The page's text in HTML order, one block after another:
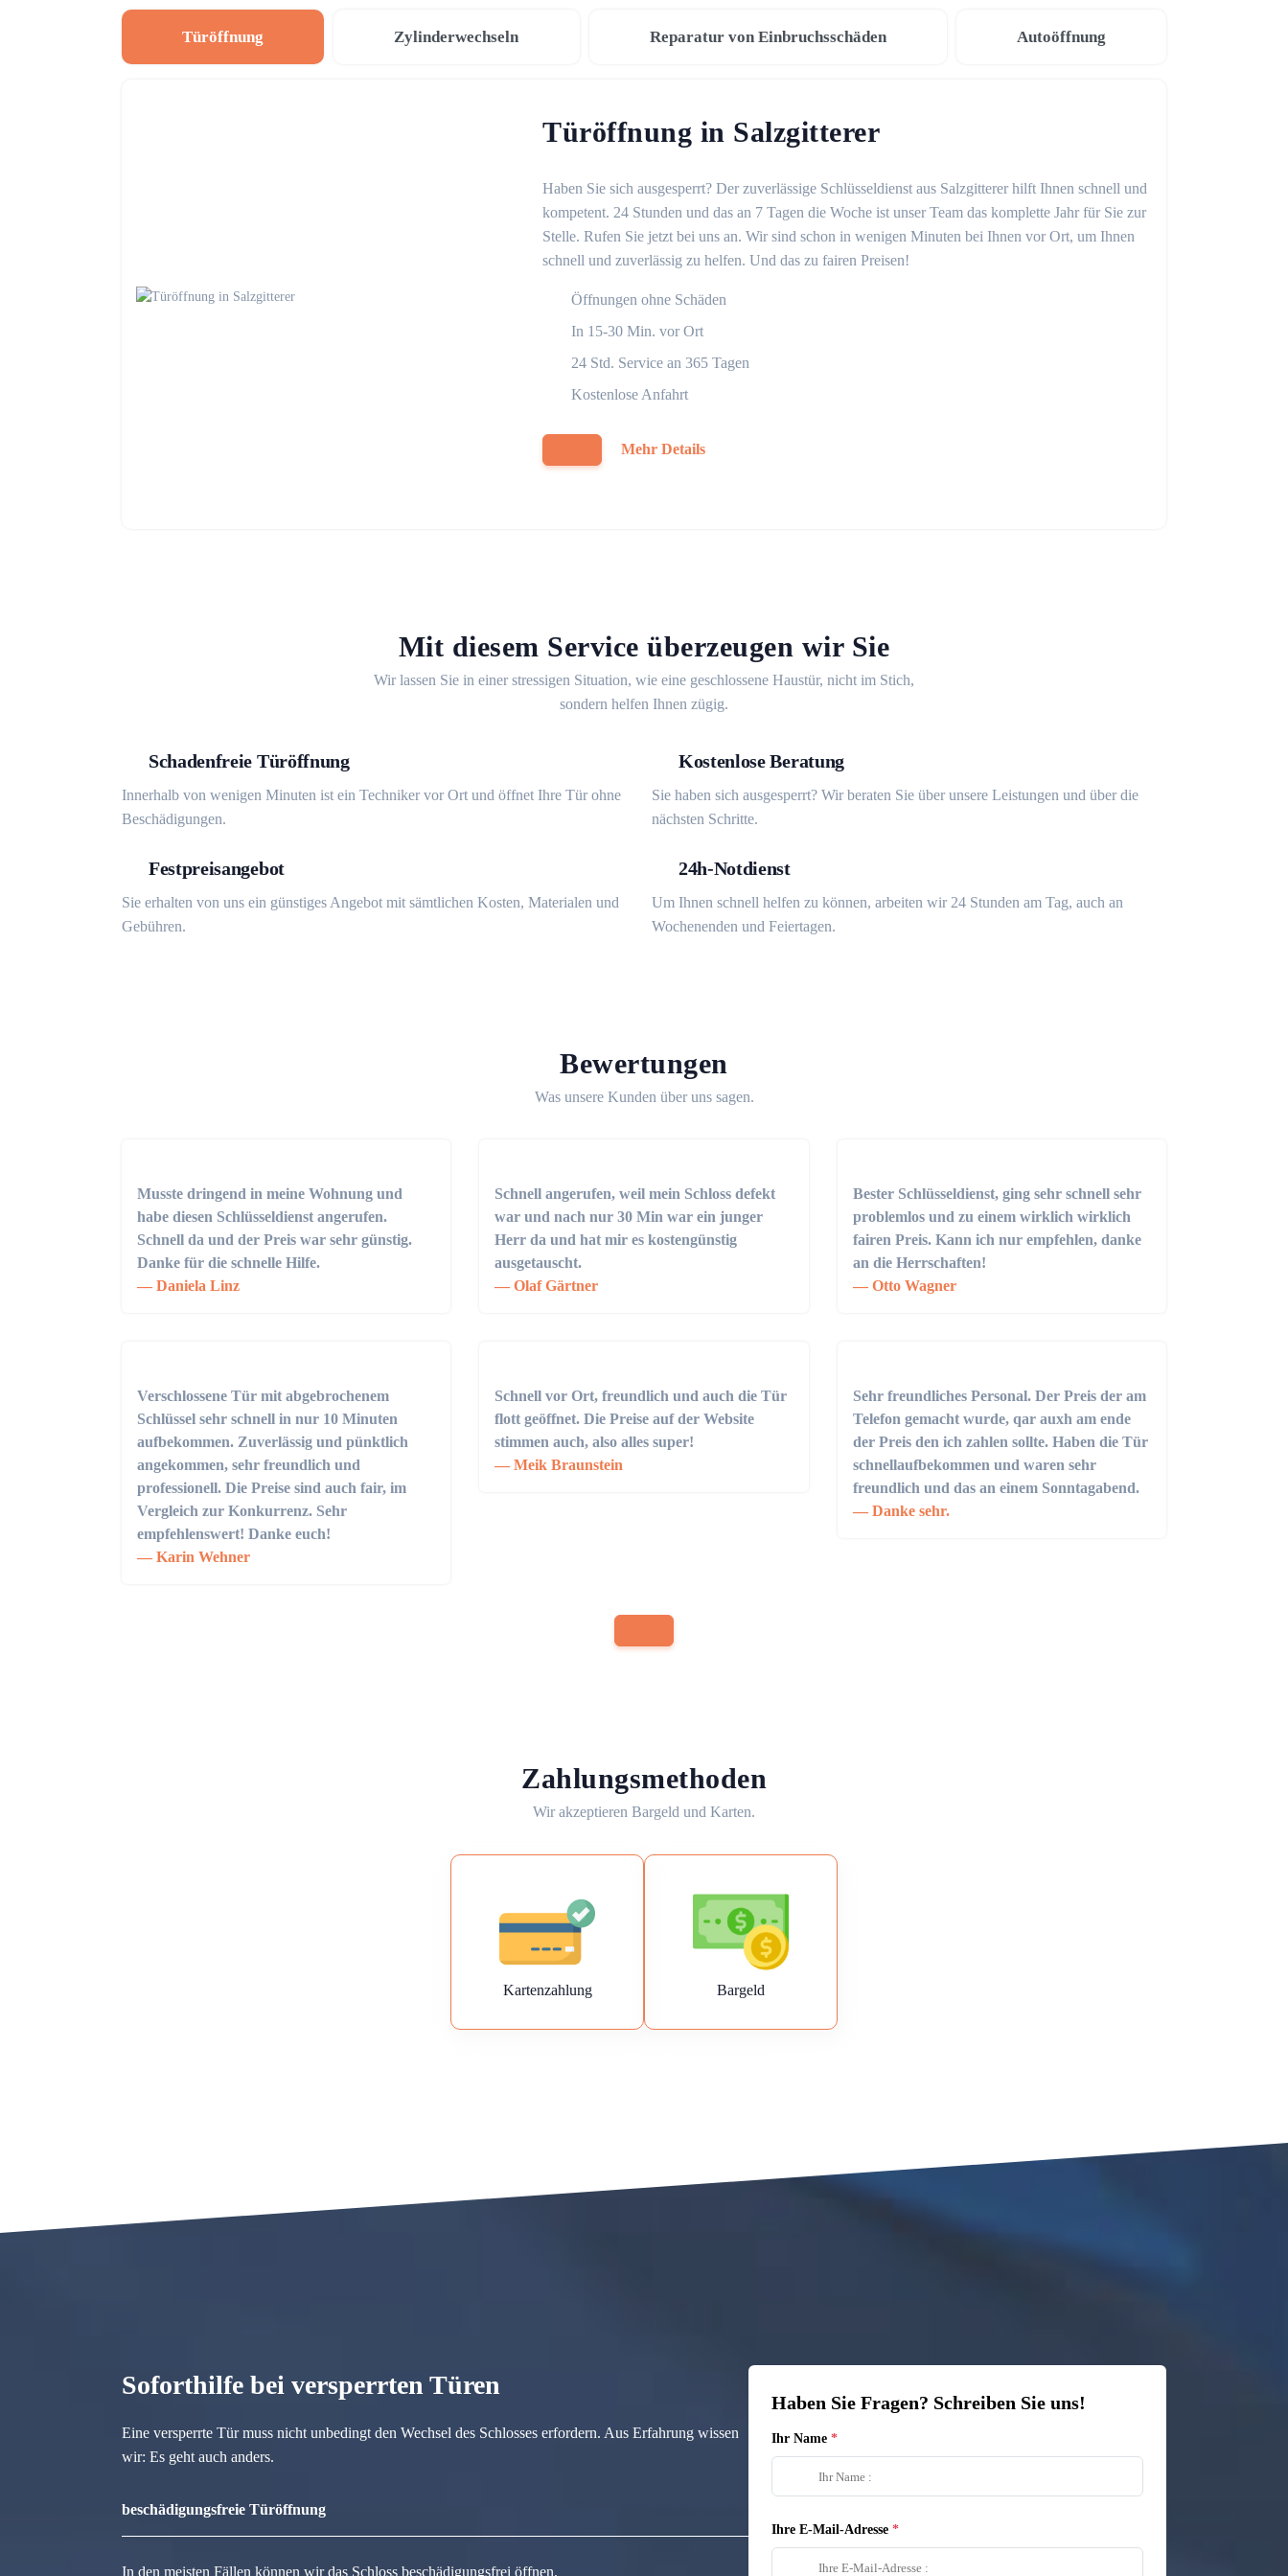
Türöffnung Zylinderwechseln Reparatur von Einbruchsschäden Autoöffnung
Türöffnung in Salzgitterer
Haben Sie sich ausgesperrt? Der zuverlässige Schlüsseldienst aus Salzgitterer hilft Ihnen schnell und
kompetent. 24 Stunden und das an 7 Tagen die Woche ist unser Team das komplette Jahr für Sie zur
Stelle. Rufen Sie jetzt bei uns an. Wir sind schon in wenigen Minuten bei Ihnen vor Ort, um Ihnen
schnell und zuverlässig zu helfen. Und das zu fairen Preisen!
Öffnungen ohne Schäden
In 15-30 Min. vor Ort
24 Std. Service an 365 Tagen
Kostenlose Anfahrt
Mehr Details
Mit diesem Service überzeugen wir Sie
Wir lassen Sie in einer stressigen Situation, wie eine geschlossene Haustür, nicht im Stich,
sondern helfen Ihnen zügig.
Schadenfreie Türöffnung
Innerhalb von wenigen Minuten ist ein Techniker vor Ort und öffnet Ihre Tür ohne
Beschädigungen.
Kostenlose Beratung
Sie haben sich ausgesperrt? Wir beraten Sie über unsere Leistungen und über die
nächsten Schritte.
Festpreisangebot
Sie erhalten von uns ein günstiges Angebot mit sämtlichen Kosten, Materialen und
Gebühren.
24h-Notdienst
Um Ihnen schnell helfen zu können, arbeiten wir 24 Stunden am Tag, auch an
Wochenenden und Feiertagen.
Bewertungen
Was unsere Kunden über uns sagen.
Musste dringend in meine Wohnung und
habe diesen Schlüsseldienst angerufen.
Schnell da und der Preis war sehr günstig.
Danke für die schnelle Hilfe.
Daniela Linz
Schnell angerufen, weil mein Schloss defekt
war und nach nur 30 Min war ein junger
Herr da und hat mir es kostengünstig
ausgetauscht.
Olaf Gärtner
Bester Schlüsseldienst, ging sehr schnell sehr
problemlos und zu einem wirklich wirklich
fairen Preis. Kann ich nur empfehlen, danke
an die Herrschaften!
Otto Wagner
Verschlossene Tür mit abgebrochenem
Schlüssel sehr schnell in nur 10 Minuten
aufbekommen. Zuverlässig und pünktlich
angekommen, sehr freundlich und
professionell. Die Preise sind auch fair, im
Vergleich zur Konkurrenz. Sehr
empfehlenswert! Danke euch!
Karin Wehner
Schnell vor Ort, freundlich und auch die Tür
flott geöffnet. Die Preise auf der Website
stimmen auch, also alles super!
Meik Braunstein
Sehr freundliches Personal. Der Preis der am
Telefon gemacht wurde, qar auxh am ende
der Preis den ich zahlen sollte. Haben die Tür
schnellaufbekommen und waren sehr
freundlich und das an einem Sonntagabend.
Danke sehr.
Zahlungsmethoden
Wir akzeptieren Bargeld und Karten.
Kartenzahlung Bargeld
Soforthilfe bei versperrten Türen
Eine versperrte Tür muss nicht unbedingt den Wechsel des Schlosses erfordern. Aus Erfahrung wissen
wir: Es geht auch anders.
beschädigungsfreie Türöffnung
In den meisten Fällen können wir das Schloss beschädigungsfrei öffnen.
Haben Sie Fragen? Schreiben Sie uns!
Ihr Name
Ihre E-Mail-Adresse